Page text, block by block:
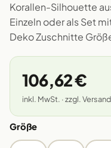
Korallen-Silhouette
Einzeln oder als Set
Deko Zuschnitte
106,62 €
inkl. MwSt. · zzgl. Versand
Größe